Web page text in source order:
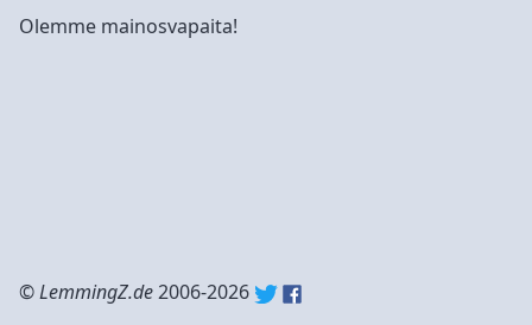
Olemme mainosvapaita!
©LemmingZ.de2006-2026